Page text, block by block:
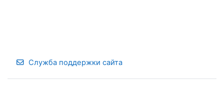
Служба поддержки сайта